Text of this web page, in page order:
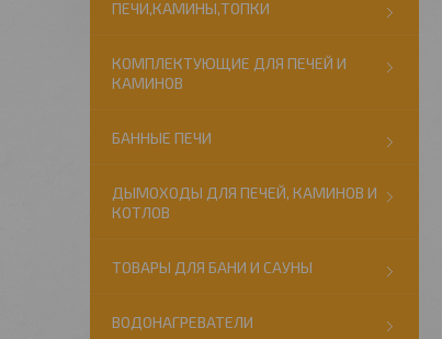
ПЕЧИ,КАМИНЫ,ТОПКИ
КОМПЛЕКТУЮЩИЕ ДЛЯ ПЕЧЕЙ И
КАМИНОВ
БАННЫЕ ПЕЧИ
ДЫМОХОДЫ ДЛЯ ПЕЧЕЙ, КАМИНОВ И
КОТЛОВ
ТОВАРЫ ДЛЯ БАНИ И САУНЫ
ВОДОНАГРЕВАТЕЛИ